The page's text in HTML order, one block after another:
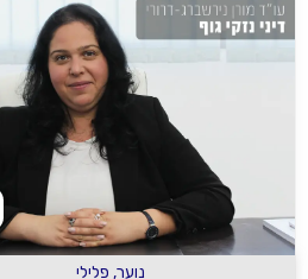
נוער, פלילי